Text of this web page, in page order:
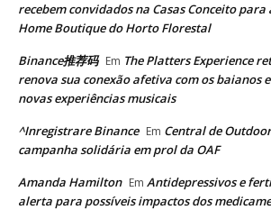
recebem convidados na Casas Conceito
Home Boutique do Horto Florestal
Binance推荐码 Em The Platters Experience
renova sua conexão afetiva com os baianos
novas experiências musicais
^Inregistrare Binance Em Central de
campanha solidária em prol da OAF
Amanda Hamilton Em Antidepressivos e
alerta para possíveis impactos dos